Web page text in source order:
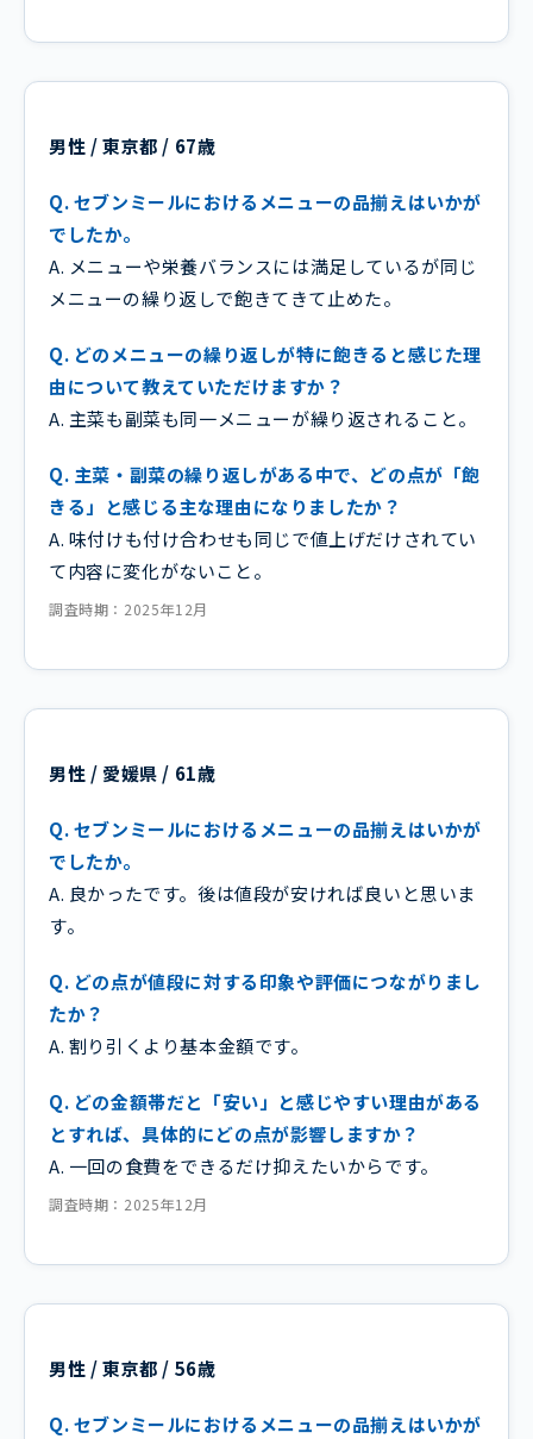
男性 / 東京都 / 67歳
Q. セブンミールにおけるメニューの品揃えはいかが
でしたか。
A. メニューや栄養バランスには満足しているが同じ
メニューの繰り返しで飽きてきて止めた。
Q. どのメニューの繰り返しが特に飽きると感じた理
由について教えていただけますか？
A. 主菜も副菜も同一メニューが繰り返されること。
Q. 主菜・副菜の繰り返しがある中で、どの点が「飽
きる」と感じる主な理由になりましたか？
A. 味付けも付け合わせも同じで値上げだけされてい
て内容に変化がないこと。
調査時期：2025年12月
男性 / 愛媛県 / 61歳
Q. セブンミールにおけるメニューの品揃えはいかが
でしたか。
A. 良かったです。後は値段が安ければ良いと思いま
す。
Q. どの点が値段に対する印象や評価につながりまし
たか？
A. 割り引くより基本金額です。
Q. どの金額帯だと「安い」と感じやすい理由がある
とすれば、具体的にどの点が影響しますか？
A. 一回の食費をできるだけ抑えたいからです。
調査時期：2025年12月
男性 / 東京都 / 56歳
Q. セブンミールにおけるメニューの品揃えはいかが